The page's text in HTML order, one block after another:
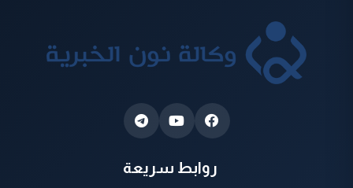
روابط سريعة